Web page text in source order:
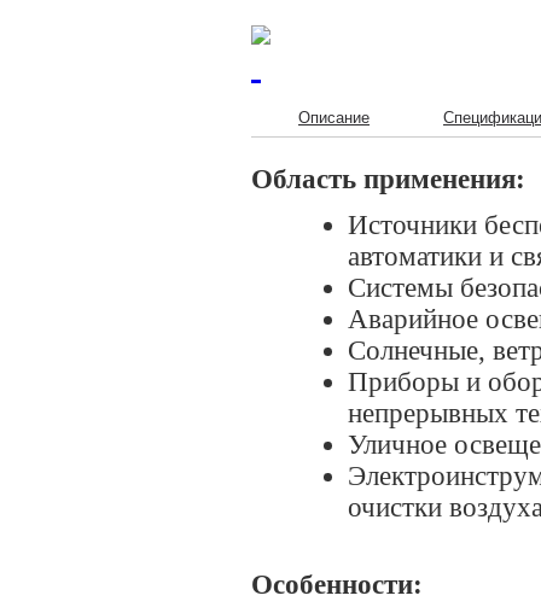
Описание
Область применения:
Источники
автоматики и
Системы
Аварийное
Солнечные,
Приборы и
непрерывных
Уличное
очистки
Особенности: